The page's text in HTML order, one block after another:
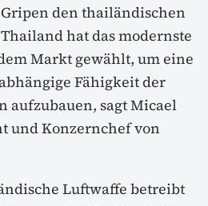
den thailändischen
hat das modernste
Markt gewählt, um eine
Fähigkeit der
aufzubauen, sagt Micael
und Konzernchef von
Luftwaffe betreibt